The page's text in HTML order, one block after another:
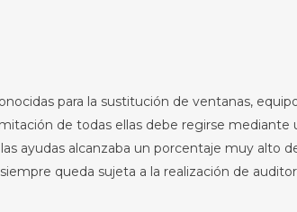
para la sustitución de ventanas,
de todas ellas debe regirse
ayudas alcanzaba un porcentaje muy alto
queda sujeta a la realización de